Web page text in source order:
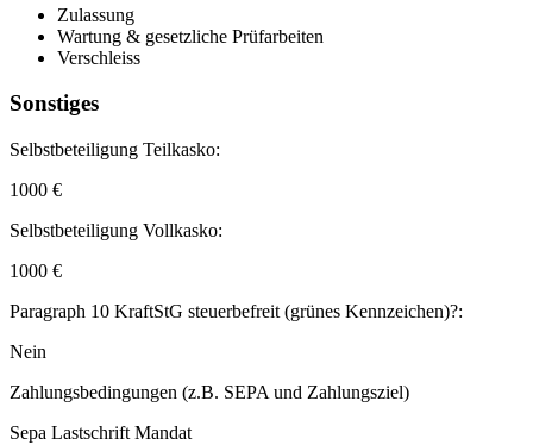
Zulassung
Wartung & gesetzliche Prüfarbeiten
Verschleiss
Sonstiges
Selbstbeteiligung Teilkasko:
1000 €
Selbstbeteiligung Vollkasko:
1000 €
Paragraph 10 KraftStG steuerbefreit (grünes Kennzeichen)?:
Nein
Zahlungsbedingungen (z.B. SEPA und Zahlungsziel)
Sepa Lastschrift Mandat